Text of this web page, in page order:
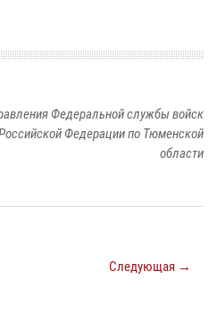
Федеральной службы войск
Федерации по Тюменской
области
Следующая →